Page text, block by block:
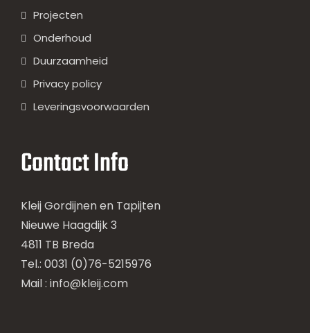
Projecten
Onderhoud
Duurzaamheid
Privacy policy
Leveringsvoorwaarden
Contact Info
Kleij Gordijnen en Tapijten
Nieuwe Haagdijk 3
4811 TB Breda
Tel.: 0031 (0)76-5215976
Mail : info@kleij.com